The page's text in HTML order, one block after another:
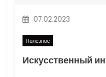
а
п
и
07.02.2023
Полезное